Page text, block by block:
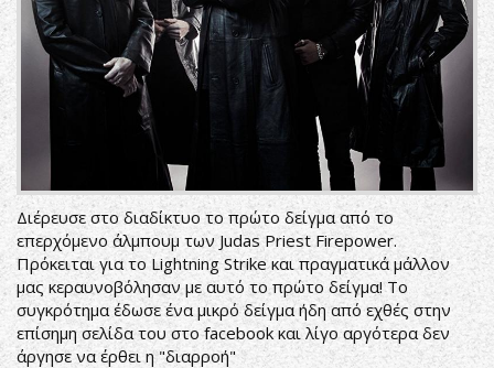
Διέρευσε στο διαδίκτυο το πρώτο δείγμα από το
επερχόμενο άλμπουμ των Judas Priest Firepower.
Πρόκειται για το Lightning Strike και πραγματικά μάλλον
μας κεραυνοβόλησαν με αυτό το πρώτο δείγμα! Το
συγκρότημα έδωσε ένα μικρό δείγμα ήδη από εχθές στην
επίσημη σελίδα του στο facebook και λίγο αργότερα δεν
άργησε να έρθει η "διαρροή"